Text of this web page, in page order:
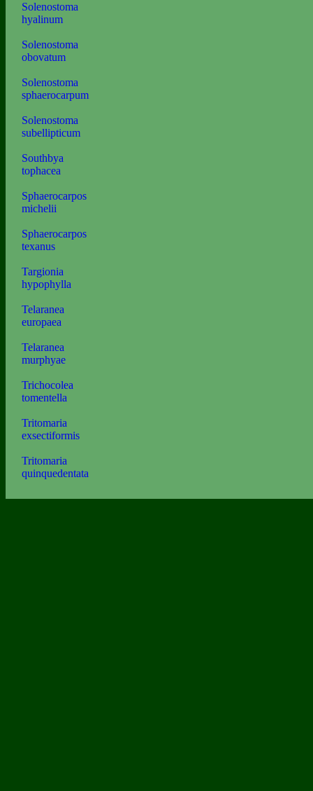
Solenostoma
hyalinum
Solenostoma
obovatum
Solenostoma
sphaerocarpum
Solenostoma
subellipticum
Southbya
tophacea
Sphaerocarpos
michelii
Sphaerocarpos
texanus
Targionia
hypophylla
Telaranea
europaea
Telaranea
murphyae
Trichocolea
tomentella
Tritomaria
exsectiformis
Tritomaria
quinquedentata